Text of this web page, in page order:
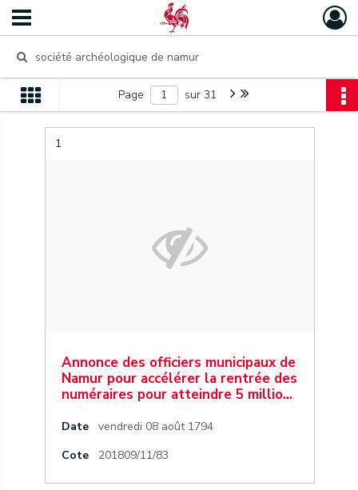
Page sur 31
1
Annonce des officiers municipaux de
Namur pour accélérer la rentrée des
numéraires pour atteindre 5 millio…
Date
vendredi 08 août 1794
Cote
201809/11/83